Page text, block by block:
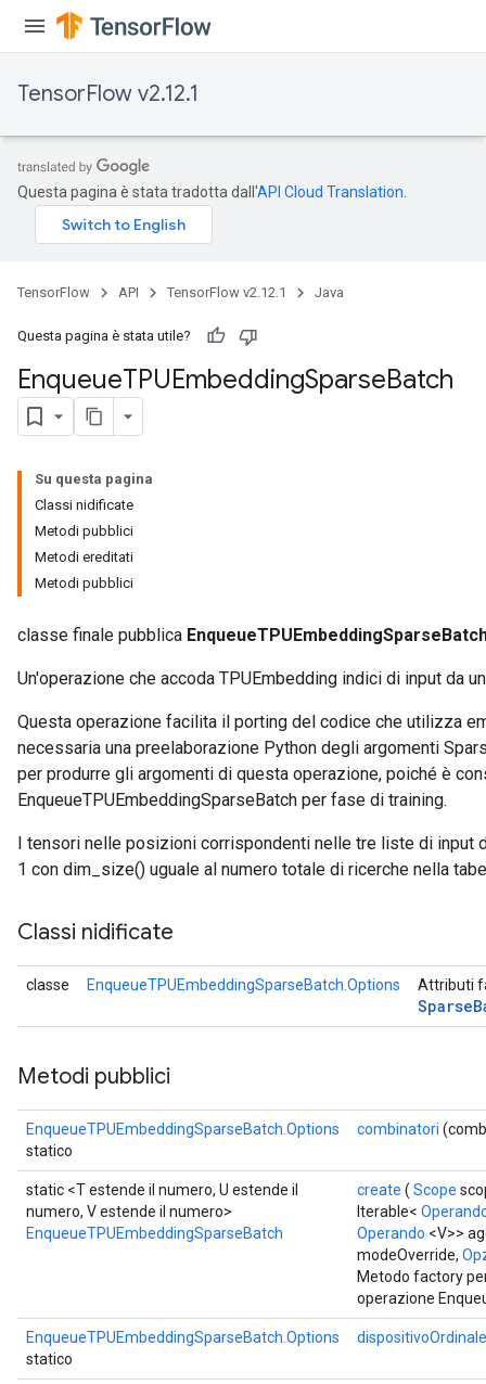
TensorFlow v2.12.1
Questa pagina è stata tradotta dall'API Cloud Translation
TensorFlow API TensorFlow v2.12.1 Java
Questa pagina è stata utile?
EnqueueTPUEmbeddingSparseBatch
Su questa pagina
Classi nidificate
Metodi pubblici
Metodi ereditati
Metodi pubblici
classe finale pubblica
Un'operazione che accoda TPUEmbedding indici di input da
Questa operazione facilita il porting del codice che utilizza
necessaria una preelaborazione Python degli argomenti
per produrre gli argomenti di questa operazione, poiché è
EnqueueTPUEmbeddingSparseBatch per fase di training.
I tensori nelle posizioni corrispondenti nelle tre liste di input
1 con dim_size() uguale al numero totale di ricerche nella
Classi nidificate
classe EnqueueTPUEmbeddingSparseBatch.Options Attributi
Sparse
Metodi pubblici
EnqueueTPUEmbeddingSparseBatch.Options
statico
combinatori
static <T estende il numero, U estende il
numero, V estende il numero>
EnqueueTPUEmbeddingSparseBatch
create ( Scope
Iterable<
Operando <V>>
modeOverride,
Metodo factory
operazione
EnqueueTPUEmbeddingSparseBatch.Options
statico
dispositivoOrdinale